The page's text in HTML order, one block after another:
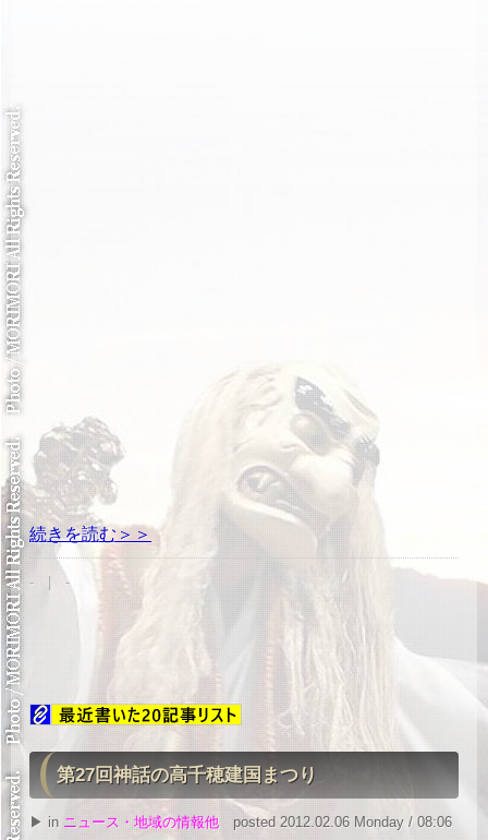
続きを読む＞＞
- | -
第27回神話の高千穂建国まつり
▶ in ニュース・地域の情報他 posted 2012.02.06 Monday / 08:06